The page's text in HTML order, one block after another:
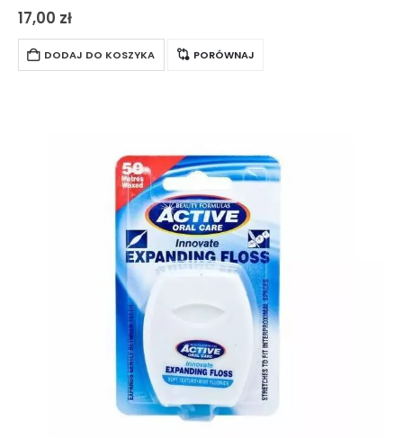
przestrzeni międzyzębowych. W opakowaniu znajduje się 30
metrów nici nasączonej chlorheksydyną.
17,00 zł
DODAJ DO KOSZYKA PORÓWNAJ